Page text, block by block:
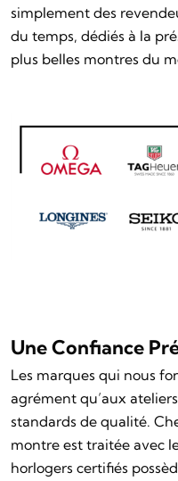
simplement des
du temps, dédiés à la
plus belles montres du
Une Confiance
Les marques qui nous
agrément qu’aux
standards de qualité.
montre est traitée avec
horlogers certifiés